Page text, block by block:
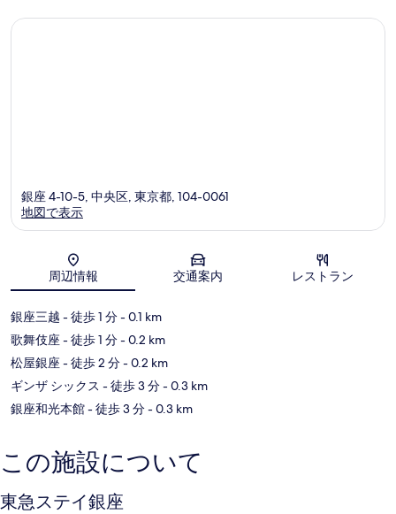
ミ
の
地図
銀座 4-10-5, 中央区, 東京都, 104-0061
地図で表示
周辺情報 交通案内 レストラン
銀座三越 - 徒歩 1 分- 0.1 km
歌舞伎座 - 徒歩 1 分- 0.2 km
松屋銀座 - 徒歩 2 分- 0.2 km
ギンザ シックス - 徒歩 3 分- 0.3 km
銀座和光本館- 徒歩 3 分- 0.3 km
この施設について
東急ステイ銀座